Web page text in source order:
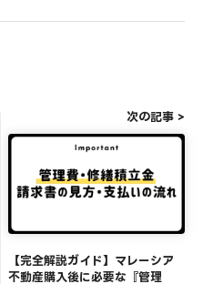
次の記事 >
【完全解説ガイド】マレーシア
不動産購入後に必要な『管理